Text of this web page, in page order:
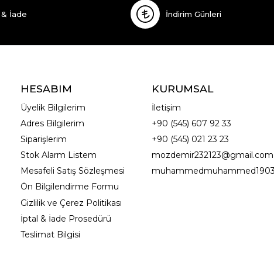
İade İndirim Günleri
HESABIM
Üyelik Bilgilerim
Adres Bilgilerim
Siparişlerim
Stok Alarm Listem
Mesafeli Satış Sözleşmesi
Ön Bilgilendirme Formu
Gizlilik ve Çerez Politikası
İptal & İade Prosedürü
Teslimat Bilgisi
KURUMSAL
İletişim
+90 (545) 607 92 33
+90 (545) 021 23 23
mozdemir232123@gmail.com